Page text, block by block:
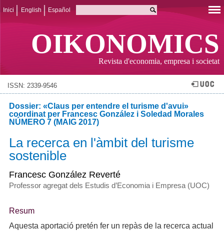
Inici English Español
OIKONOMICS
Revista d'economia, empresa i societat
ISSN: 2339-9546
Dossier: «Claus per entendre el turisme d'avui»
coordinat per Francesc González i Soledad Morales
NÚMERO 7 (MAIG 2017)
La recerca en l'àmbit del turisme
sostenible
Francesc González Reverté
Professor agregat dels Estudis d’Economia i Empresa (UOC)
Resum
Aquesta aportació pretén fer un repàs de la recerca actual